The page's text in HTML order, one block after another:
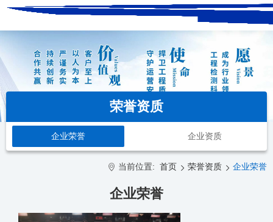
荣誉资质
企业荣誉 企业资质
企业荣誉
当前位置: 首页 荣誉资质 企业荣誉